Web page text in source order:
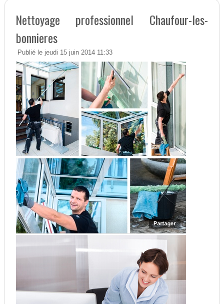
Nettoyage professionnel Chaufour-les-
bonnieres
Publié le jeudi 15 juin 2014 11:33